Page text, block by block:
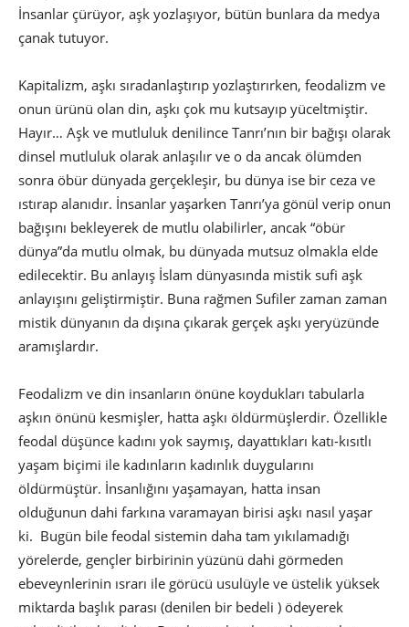
İnsanlar çürüyor, aşk yozlaşıyor, bütün bunlara da medya
çanak tutuyor.
Kapitalizm, aşkı sıradanlaştırıp yozlaştırırken, feodalizm ve
onun ürünü olan din, aşkı çok mu kutsayıp yüceltmiştir.
Hayır… Aşk ve mutluluk denilince Tanrı’nın bir bağışı olarak
dinsel mutluluk olarak anlaşılır ve o da ancak ölümden
sonra öbür dünyada gerçekleşir, bu dünya ise bir ceza ve
ıstırap alanıdır. İnsanlar yaşarken Tanrı’ya gönül verip onun
bağışını bekleyerek de mutlu olabilirler, ancak “öbür
dünya”da mutlu olmak, bu dünyada mutsuz olmakla elde
edilecektir. Bu anlayış İslam dünyasında mistik sufi aşk
anlayışını geliştirmiştir. Buna rağmen Sufiler zaman zaman
mistik dünyanın da dışına çıkarak gerçek aşkı yeryüzünde
aramışlardır.
Feodalizm ve din insanların önüne koydukları tabularla
aşkın önünü kesmişler, hatta aşkı öldürmüşlerdir. Özellikle
feodal düşünce kadını yok saymış, dayattıkları katı-kısıtlı
yaşam biçimi ile kadınların kadınlık duygularını
öldürmüştür. İnsanlığını yaşamayan, hatta insan
olduğunun dahi farkına varamayan birisi aşkı nasıl yaşar
ki. Bugün bile feodal sistemin daha tam yıkılamadığı
yörelerde, gençler birbirinin yüzünü dahi görmeden
ebeveynlerinin ısrarı ile görücü usulüyle ve üstelik yüksek
miktarda başlık parası (denilen bir bedeli ) ödeyerek